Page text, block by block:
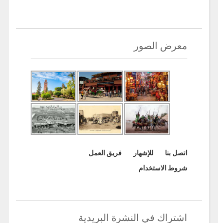
معرض الصور
اتصل بنا للإشهار
فريق العمل
شروط الاستخدام
اشتراك في النشرة البريدية